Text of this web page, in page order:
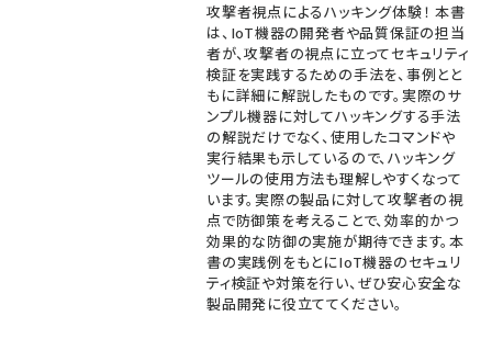
攻撃者視点によるハッキング体験！ 本書
は、IoT機器の開発者や品質保証の担当
者が、攻撃者の視点に立ってセキュリティ
検証を実践するための手法を、事例とと
もに詳細に解説したものです。実際のサ
ンプル機器に対してハッキングする手法
の解説だけでなく、使用したコマンドや
実行結果も示しているので、ハッキング
ツールの使用方法も理解しやすくなって
います。実際の製品に対して攻撃者の視
点で防御策を考えることで、効率的かつ
効果的な防御の実施が期待できます。本
書の実践例をもとにIoT機器のセキュリ
ティ検証や対策を行い、ぜひ安心安全な
製品開発に役立ててください。